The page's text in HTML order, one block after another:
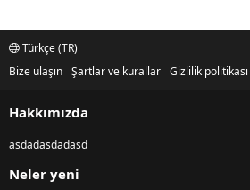
Türkçe (TR)
Bize ulaşın Şartlar ve kurallar Gizlilik politikası
Hakkımızda
asdadasdadasd
Neler yeni